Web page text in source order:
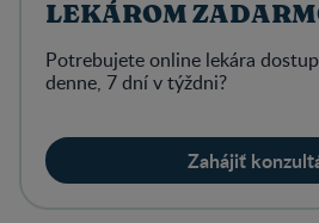
LEKÁROM
Potrebujete online lekára
denne, 7 dní v týždni?
Zahájiť